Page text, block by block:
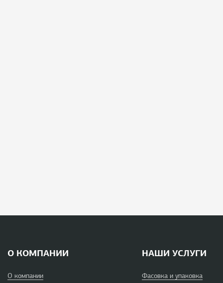
О КОМПАНИИ
О компании
НАШИ УСЛУГИ
Фасовка и упаковка